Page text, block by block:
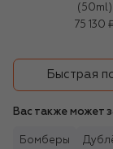
(50ml)
75 130
Быстрая
Вас также может
Бомберы